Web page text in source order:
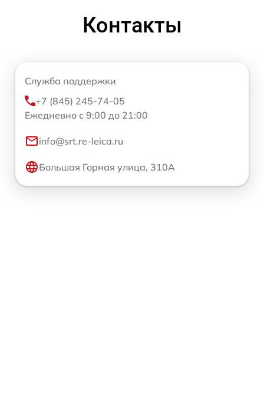
Контакты
Служба поддержки
+7 (845) 245-74-05
Ежедневно с 9:00 до 21:00
info@srt.re-leica.ru
Большая Горная улица, 310А